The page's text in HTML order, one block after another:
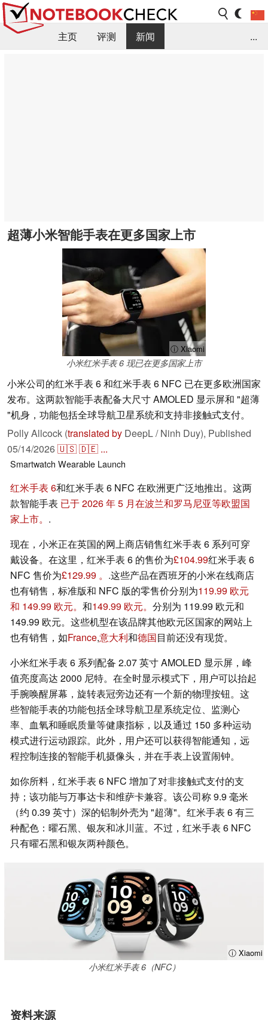
主页 评测
新闻
...
超薄小米智能手表在更多国家上市
ⓘ Xiaomi
小米红米手表 6 现已在更多国家上市
小米公司的红米手表 6 和红米手表 6 NFC 已在更多欧洲国家
发布。这两款智能手表配备大尺寸 AMOLED 显示屏和 "超薄
"机身，功能包括全球导航卫星系统和支持非接触式支付。
Polly Allcock (translated by DeepL / Ninh Duy), Published
05/14/2026🇺🇸🇩🇪 ...
Smartwatch Wearable Launch
红米手表 6和红米手表 6 NFC 在欧洲更广泛地推出。这两
款智能手表 已于 2026 年 5 月在波兰和罗马尼亚等欧盟国
家上市。 .
现在，小米正在英国的网上商店销售红米手表 6 系列可穿
戴设备。在这里，红米手表 6 的售价为£104.99红米手表 6
NFC 售价为£129.99 。 .这些产品在西班牙的小米在线商店
也有销售，标准版和 NFC 版的零售价分别为119.99 欧元
和 149.99 欧元。 和149.99 欧元。 分别为 119.99 欧元和
149.99 欧元。这些机型在该品牌其他欧元区国家的网站上
也有销售，如France,意大利和德国目前还没有现货。
小米红米手表 6 系列配备 2.07 英寸 AMOLED 显示屏，峰
值亮度高达 2000 尼特。在全时显示模式下，用户可以抬起
手腕唤醒屏幕，旋转表冠旁边还有一个新的物理按钮。这
些智能手表的功能包括全球导航卫星系统定位、监测心
率、血氧和睡眠质量等健康指标，以及通过 150 多种运动
模式进行运动跟踪。此外，用户还可以获得智能通知，远
程控制连接的智能手机摄像头，并在手表上设置闹钟。
如你所料，红米手表 6 NFC 增加了对非接触式支付的支
持；该功能与万事达卡和维萨卡兼容。该公司称 9.9 毫米
（约 0.39 英寸）深的铝制外壳为 "超薄"。红米手表 6 有三
种配色：曜石黑、银灰和冰川蓝。不过，红米手表 6 NFC
只有曜石黑和银灰两种颜色。
ⓘ Xiaomi
小米红米手表 6（NFC）
资料来源